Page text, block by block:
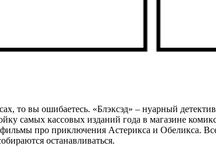
то вы ошибаетесь. «Блэксэд» – нуарный
самых кассовых изданий года в магазине
про приключения Астерикса и Обеликса.
останавливаться.